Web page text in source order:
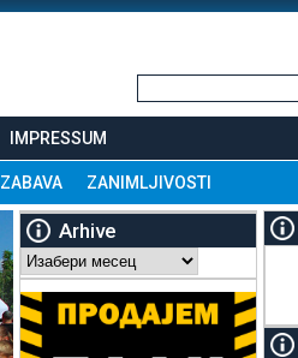
IMPRESSUM
ZABAVA ZANIMLJIVOSTI
Arhive
Arhive